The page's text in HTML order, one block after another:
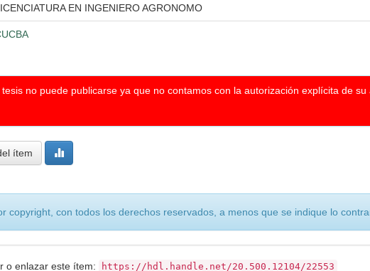
EN INGENIERO AGRONOMO
no puede publicarse ya que no contamos con la autorización explícita de
ítem
copyright, con todos los derechos reservados, a menos que se indique lo
o enlazar este ítem: https://hdl.handle.net/20.500.12104/22553